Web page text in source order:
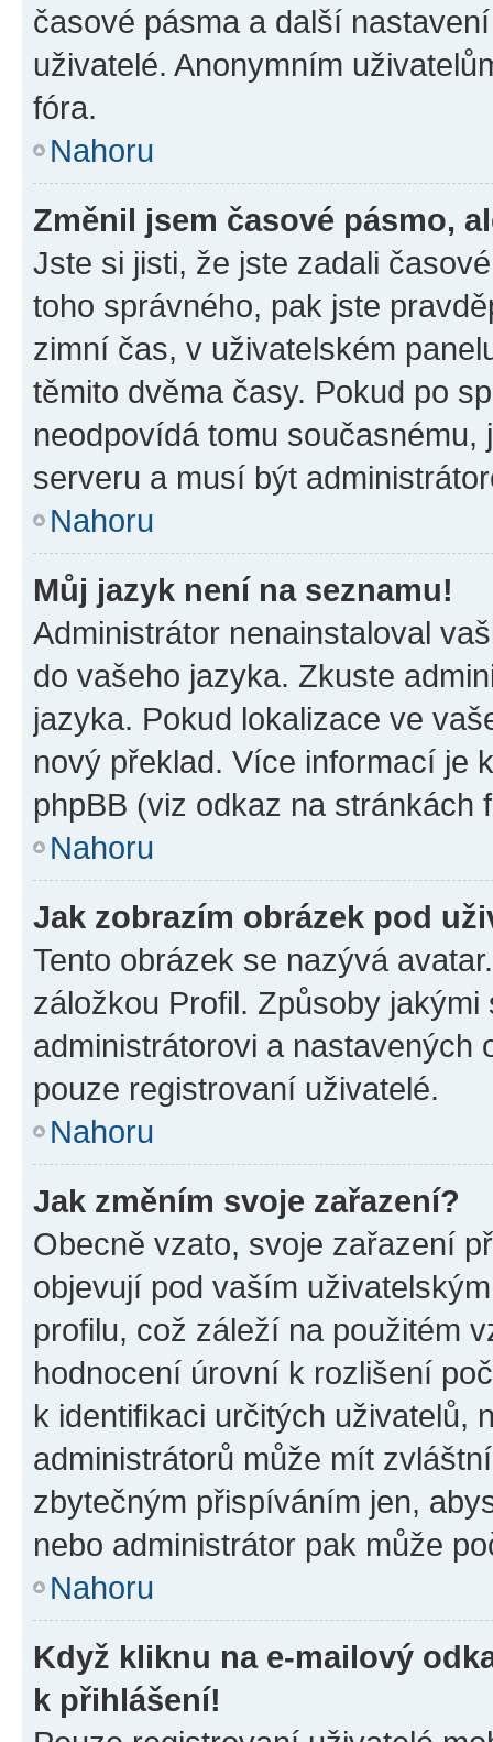
časové pásma a další
uživatelé. Anonymním
fóra.
Nahoru
Změnil jsem časové pásmo,
Jste si jisti, že jste zadali
toho správného, pak jste
zimní čas, v uživatelském
těmito dvěma časy. Pokud po
neodpovídá tomu
serveru a musí být
Nahoru
Můj jazyk není na seznamu!
Administrátor nenainstaloval
do vašeho jazyka. Zkuste
jazyka. Pokud lokalizace ve
nový překlad. Více informací je
phpBB (viz odkaz na stránkách
Nahoru
Jak zobrazím obrázek pod
Tento obrázek se nazývá
záložkou Profil. Způsoby
administrátorovi a nastavených
pouze registrovaní uživatelé.
Nahoru
Jak změním svoje zařazení?
Obecně vzato, svoje zařazení
objevují pod vaším
profilu, což záleží na použitém
hodnocení úrovní k rozlišení
k identifikaci určitých uživatelů,
administrátorů může mít
zbytečným přispíváním jen,
nebo administrátor pak může
Nahoru
Když kliknu na e-mailový
k přihlášení!